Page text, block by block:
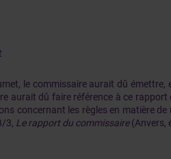
le commissaire aurait dû
aurait dû faire référence à ce
concernant les règles en matière de
3, Le rapport du commissaire(Anvers,